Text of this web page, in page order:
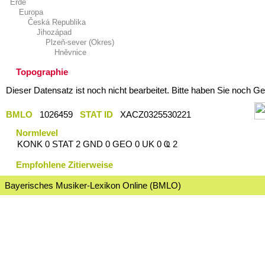
Erde
Europa
Česká Republika
Jihozápad
Plzeň-sever (Okres)
Hněvnice
Topographie
Dieser Datensatz ist noch nicht bearbeitet. Bitte haben Sie noch
BMLO 1026459 STAT ID
XACZ0325530221
Normlevel
KONK 0 STAT 2 GND 0 GEO 0 UK 0 Ҩ 2
Empfohlene Zitierweise
Bayerisches Musiker-Lexikon Online (BMLO)